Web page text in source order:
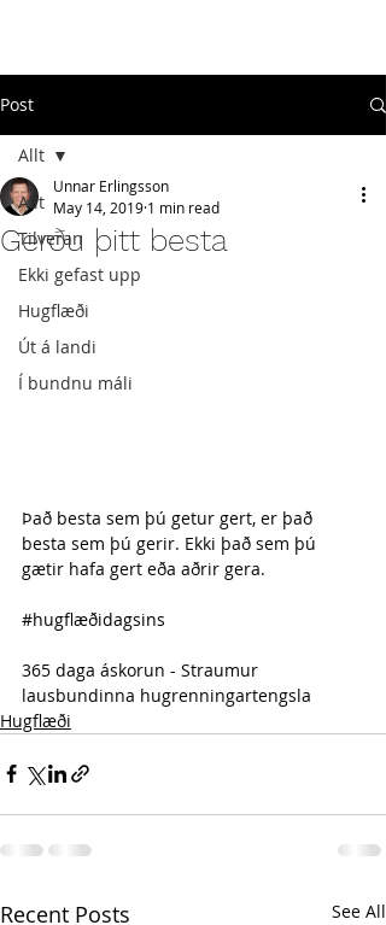
Post
Allt
Tilveran
Ekki gefast upp
Hugflæði
Út á landi
Í bundnu máli
Allt
Gerðu þitt besta
Unnar Erlingsson
May 14, 2019 1 min read
Það besta sem þú getur gert, er það
besta sem þú gerir. Ekki það sem þú
gætir hafa gert eða aðrir gera.
#hugflæðidagsins
365 daga áskorun - Straumur
lausbundinna hugrenningartengsla
Hugflæði
Recent Posts See All